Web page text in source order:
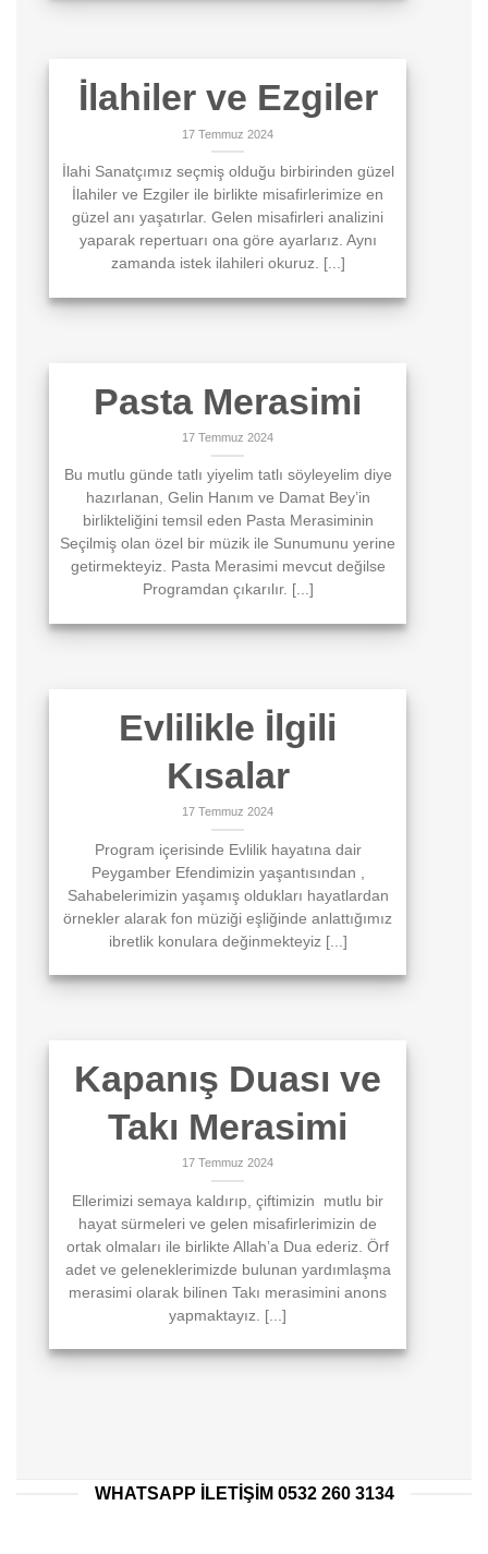
İlahiler ve Ezgiler
17 Temmuz 2024
İlahi Sanatçımız seçmiş olduğu birbirinden güzel
İlahiler ve Ezgiler ile birlikte misafirlerimize en
güzel anı yaşatırlar. Gelen misafirleri analizini
yaparak repertuarı ona göre ayarlarız. Aynı
zamanda istek ilahileri okuruz. [...]
Pasta Merasimi
17 Temmuz 2024
Bu mutlu günde tatlı yiyelim tatlı söyleyelim diye
hazırlanan, Gelin Hanım ve Damat Bey’in
birlikteliğini temsil eden Pasta Merasiminin
Seçilmiş olan özel bir müzik ile Sunumunu yerine
getirmekteyiz. Pasta Merasimi mevcut değilse
Programdan çıkarılır. [...]
Evlilikle İlgili
Kısalar
17 Temmuz 2024
Program içerisinde Evlilik hayatına dair
Peygamber Efendimizin yaşantısından ,
Sahabelerimizin yaşamış oldukları hayatlardan
örnekler alarak fon müziği eşliğinde anlattığımız
ibretlik konulara değinmekteyiz [...]
Kapanış Duası ve
Takı Merasimi
17 Temmuz 2024
Ellerimizi semaya kaldırıp, çiftimizin mutlu bir
hayat sürmeleri ve gelen misafirlerimizin de
ortak olmaları ile birlikte Allah’a Dua ederiz. Örf
adet ve geleneklerimizde bulunan yardımlaşma
merasimi olarak bilinen Takı merasimini anons
yapmaktayız. [...]
WHATSAPP ILETIŞIM 0532 260 3134